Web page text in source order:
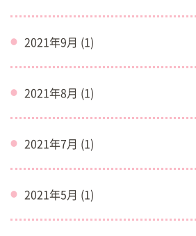
2021年9月 (1)
2021年8月 (1)
2021年7月 (1)
2021年5月 (1)